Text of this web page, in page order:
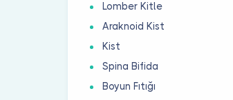
Lomber Kitle
Araknoid Kist
Kist
Spina Bifida
Boyun Fıtığı